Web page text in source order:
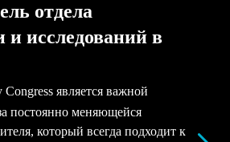
отдела
и исследований в
является важной
постоянно меняющейся
который всегда подходит к